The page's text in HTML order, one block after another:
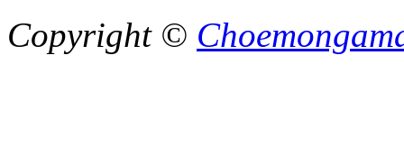
Copyright ©